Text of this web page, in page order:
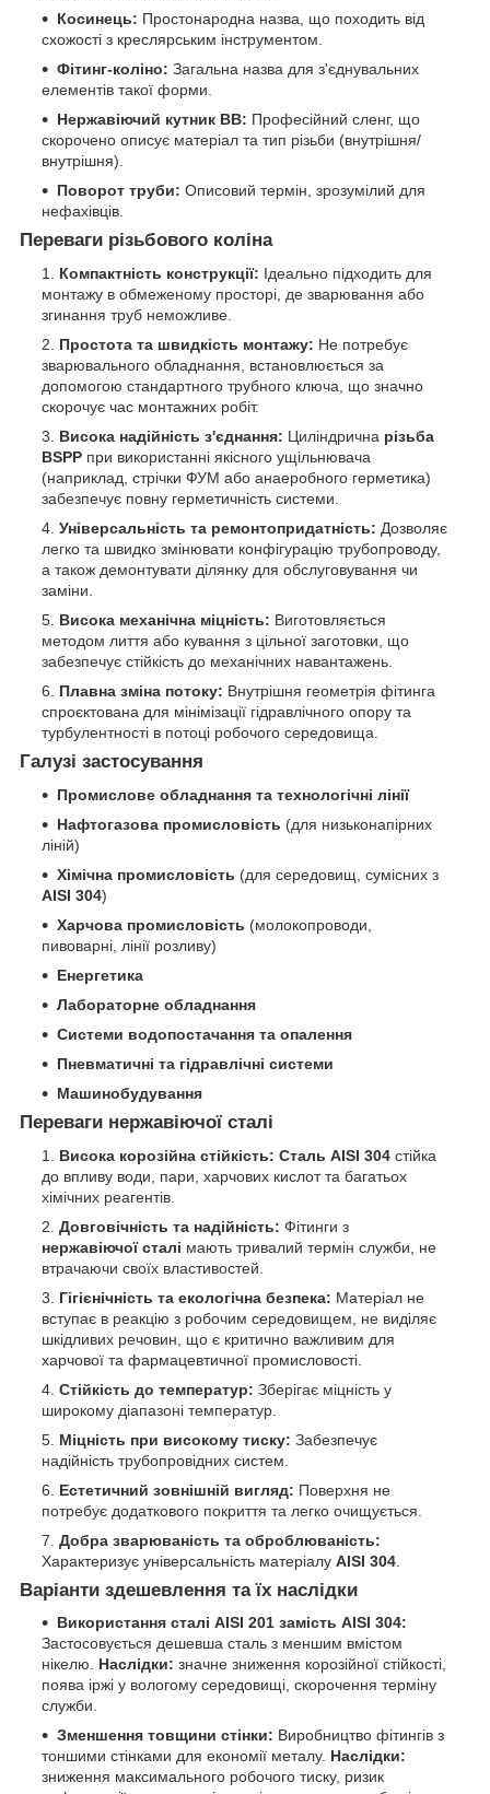
Косинець: Простонародна назва, що походить від
схожості з креслярським інструментом.
Фітинг-коліно: Загальна назва для з'єднувальних
елементів такої форми.
Нержавіючий кутник ВВ: Професійний сленг, що
скорочено описує матеріал та тип різьби (внутрішня/
внутрішня).
Поворот труби: Описовий термін, зрозумілий для
нефахівців.
Переваги різьбового коліна
Компактність конструкції: Ідеально підходить для
монтажу в обмеженому просторі, де зварювання або
згинання труб неможливе.
Простота та швидкість монтажу: Не потребує
зварювального обладнання, встановлюється за
допомогою стандартного трубного ключа, що значно
скорочує час монтажних робіт.
Висока надійність з'єднання: Циліндрична різьба
BSPP при використанні якісного ущільнювача
(наприклад, стрічки ФУМ або анаеробного герметика)
забезпечує повну герметичність системи.
Універсальність та ремонтопридатність: Дозволяє
легко та швидко змінювати конфігурацію трубопроводу,
а також демонтувати ділянку для обслуговування чи
заміни.
Висока механічна міцність: Виготовляється
методом лиття або кування з цільної заготовки, що
забезпечує стійкість до механічних навантажень.
Плавна зміна потоку: Внутрішня геометрія фітинга
спроєктована для мінімізації гідравлічного опору та
турбулентності в потоці робочого середовища.
Галузі застосування
Промислове обладнання та технологічні лінії
Нафтогазова промисловість (для низьконапірних
ліній)
Хімічна промисловість (для середовищ, сумісних з
AISI 304)
Харчова промисловість (молокопроводи,
пивоварні, лінії розливу)
Енергетика
Лабораторне обладнання
Системи водопостачання та опалення
Пневматичні та гідравлічні системи
Машинобудування
Переваги нержавіючої сталі
Висока корозійна стійкість: Сталь AISI 304 стійка
до впливу води, пари, харчових кислот та багатьох
хімічних реагентів.
Довговічність та надійність: Фітинги з
нержавіючої сталі мають тривалий термін служби, не
втрачаючи своїх властивостей.
Гігієнічність та екологічна безпека: Матеріал не
вступає в реакцію з робочим середовищем, не виділяє
шкідливих речовин, що є критично важливим для
харчової та фармацевтичної промисловості.
Стійкість до температур: Зберігає міцність у
широкому діапазоні температур.
Міцність при високому тиску: Забезпечує
надійність трубопровідних систем.
Естетичний зовнішній вигляд: Поверхня не
потребує додаткового покриття та легко очищується.
Добра зварюваність та оброблюваність:
Характеризує універсальність матеріалу AISI 304
Варіанти здешевлення та їх наслідки
Використання сталі AISI 201 замість AISI 304:
Застосовується дешевша сталь з меншим вмістом
нікелю. Наслідки: значне зниження корозійної стійкості,
поява іржі у вологому середовищі, скорочення терміну
служби.
Зменшення товщини стінки: Виробництво фітингів з
тоншими стінками для економії металу. Наслідки:
зниження максимального робочого тиску, ризик